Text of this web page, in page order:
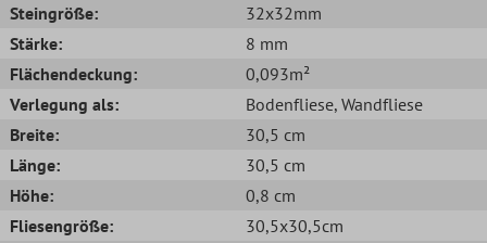
Steingröße:
32x32mm
Stärke:
8 mm
Flächendeckung:
0,093m²
Verlegung als:
Bodenfliese, Wandfliese
Breite:
30,5 cm
Länge:
30,5 cm
Höhe:
0,8 cm
Fliesengröße:
30,5x30,5cm